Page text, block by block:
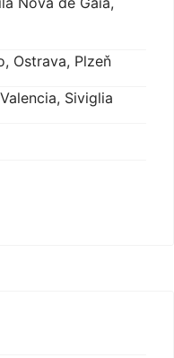
Ostrava, Plzeň
Siviglia